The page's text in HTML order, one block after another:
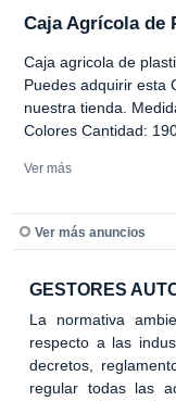
Caja Agrícola de
Caja agricola de
Puedes adquirir esta
nuestra tienda.
Colores Cantidad:
Ver más
Ver más anuncios
GESTORES
La normativa
respecto a las
decretos,
regular todas las